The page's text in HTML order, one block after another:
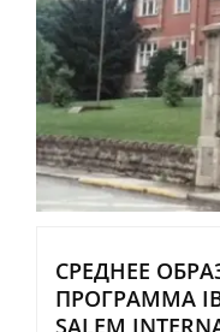
СРЕДНЕЕ
ПРОГРАММА
SALEM